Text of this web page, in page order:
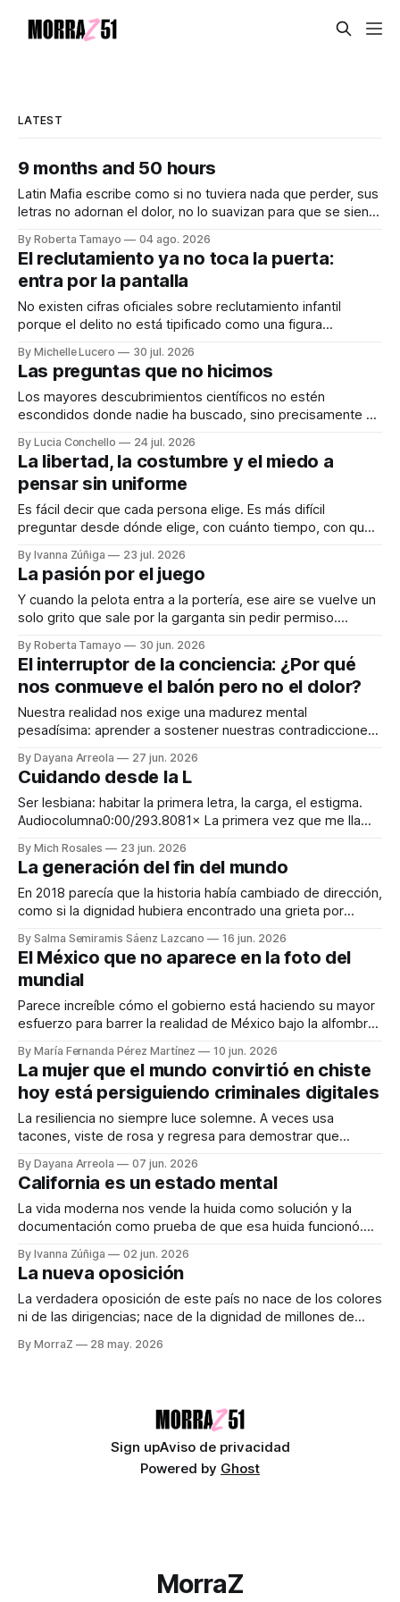
LATEST
9 months and 50 hours
Latin Mafia escribe como si no tuviera nada que perder, sus
letras no adornan el dolor, no lo suavizan para que se sienta
Audiocolumna0:00/231.241× Hay proyectos que se
anuncian con meses de anticipación, con teasers
calculados, con campañas para crear expectativas
By Roberta Tamayo 04 ago. 2026
El reclutamiento ya no toca la puerta:
entra por la pantalla
No existen cifras oficiales sobre reclutamiento infantil
porque el delito no está tipificado como una figura
"hola". Así de simple, así de peligroso. Las recientes
desapariciones de adolescentes en Jalisco han vuelto a
encender una alerta que desde hace años
By Michelle Lucero 30 jul. 2026
Las preguntas que no hicimos
Los mayores descubrimientos científicos no estén
escondidos donde nadie ha buscado, sino precisamente en
explorados. Audiocolumna0:00/251.761× Lo femenino
como punto ciego en la ciencia La ciencia promete una
visión objetiva de la realidad. Creemos que avanza guiada
únicamente por la
By Lucia Conchello 24 jul. 2026
La libertad, la costumbre y el miedo a
pensar sin uniforme
Es fácil decir que cada persona elige. Es más difícil
preguntar desde dónde elige, con cuánto tiempo, con qué
Audiocolumna0:00/580.5121× "Free as a Bird" - The
Beatles Decimos que somos seres libres, soberanos y
autónomos. Suena bien. También
By Ivanna Zúñiga 23 jul. 2026
La pasión por el juego
Y cuando la pelota entra a la portería, ese aire se vuelve un
solo grito que sale por la garganta sin pedir permiso.
con la profundidad que se podría. Por más simple que sea
un juego —patear un balón—, millones de
By Roberta Tamayo 30 jun. 2026
El interruptor de la conciencia: ¿Por qué
nos conmueve el balón pero no el dolor?
Nuestra realidad nos exige una madurez mental
pesadísima: aprender a sostener nuestras contradicciones.
se sienten como un cortocircuito emocional, y para quienes
no nos gusta el fútbol, el cortocircuito viene con una dosis
extra de alienación y hartazgo. Llegas tarde a
By Dayana Arreola 27 jun. 2026
Cuidando desde la L
Ser lesbiana: habitar la primera letra, la carga, el estigma.
Audiocolumna0:00/293.8081× La primera vez que me llamé
algunos es una mala palabra; para otras, algo innombrable;
para mí, ser lesbiana era algo lejano. Nunca quise decirlo de
esa forma,
By Mich Rosales 23 jun. 2026
La generación del fin del mundo
En 2018 parecía que la historia había cambiado de dirección,
como si la dignidad hubiera encontrado una grieta por
generación (Millenial tardía y Generación Z) nunca tuvo una
relación normal con el futuro. Nos dijeron que estudiáramos
para conseguir trabajo mientras el planeta
By Salma Semiramis Sáenz Lazcano 16 jun. 2026
El México que no aparece en la foto del
mundial
Parece increíble cómo el gobierno está haciendo su mayor
esfuerzo para barrer la realidad de México bajo la alfombra
Audiocolumna0:00/636.6721× Los mexicanos siempre nos
hemos identificado como amantes del fútbol. Un partido, ya
sea de la selección o del
By María Fernanda Pérez Martínez 10 jun. 2026
La mujer que el mundo convirtió en chiste
hoy está persiguiendo criminales digitales
La resiliencia no siempre luce solemne. A veces usa
tacones, viste de rosa y regresa para demostrar que
quién era. Audiocolumna0:00/197.2321× Si existe una mujer
que sabe perfectamente lo que significa ser juzgada,
ridiculizada y convertida en espectáculo público, esa es
By Dayana Arreola 07 jun. 2026
California es un estado mental
La vida moderna nos vende la huida como solución y la
documentación como prueba de que esa huida funcionó.
profundamente bourdainiano, pero en una versión
deformada, como si alguien hubiera tomado su filosofía y la
hubiera pasado por un filtro de
By Ivanna Zúñiga 02 jun. 2026
La nueva oposición
La verdadera oposición de este país no nace de los colores
ni de las dirigencias; nace de la dignidad de millones de
Lemus y Monserrat Martínez Audiocolumna0:00/200.6881×
By MorraZ 28 may. 2026
Sign upAviso de privacidad
Powered by Ghost
MorraZ